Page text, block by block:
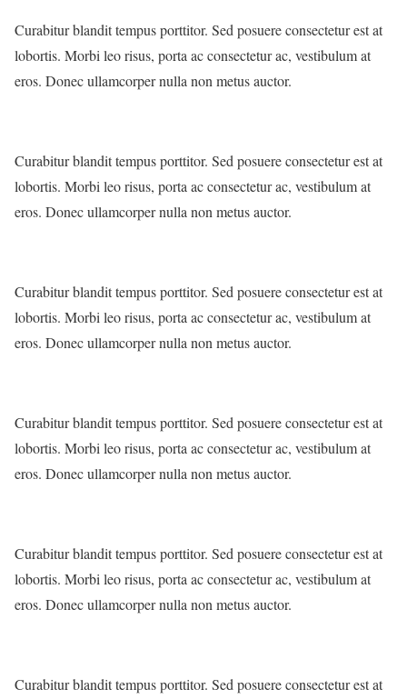
Curabitur blandit tempus porttitor. Sed posuere consectetur est at
lobortis. Morbi leo risus, porta ac consectetur ac, vestibulum at
eros. Donec ullamcorper nulla non metus auctor.
Curabitur blandit tempus porttitor. Sed posuere consectetur est at
lobortis. Morbi leo risus, porta ac consectetur ac, vestibulum at
eros. Donec ullamcorper nulla non metus auctor.
Curabitur blandit tempus porttitor. Sed posuere consectetur est at
lobortis. Morbi leo risus, porta ac consectetur ac, vestibulum at
eros. Donec ullamcorper nulla non metus auctor.
Curabitur blandit tempus porttitor. Sed posuere consectetur est at
lobortis. Morbi leo risus, porta ac consectetur ac, vestibulum at
eros. Donec ullamcorper nulla non metus auctor.
Curabitur blandit tempus porttitor. Sed posuere consectetur est at
lobortis. Morbi leo risus, porta ac consectetur ac, vestibulum at
eros. Donec ullamcorper nulla non metus auctor.
Curabitur blandit tempus porttitor. Sed posuere consectetur est at